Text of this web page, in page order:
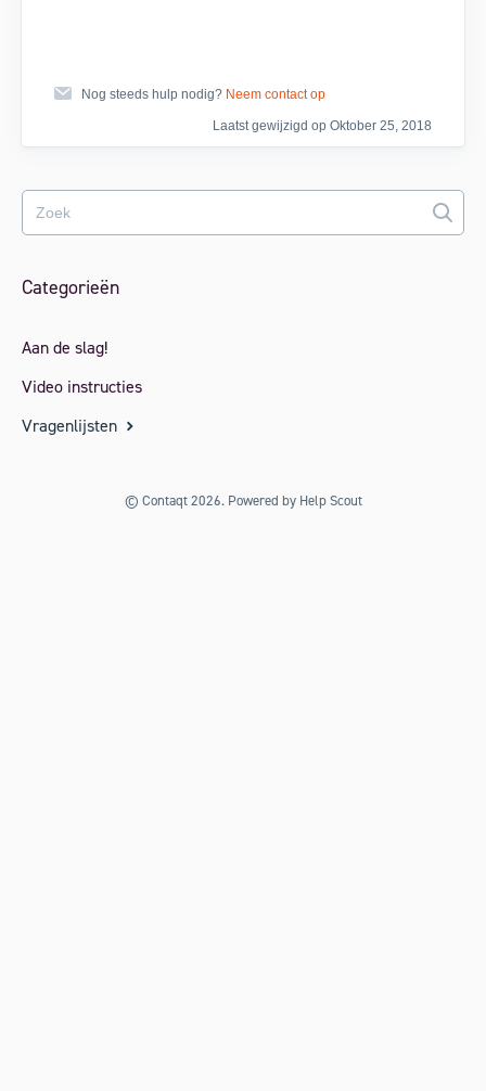
Nog steeds hulp nodig? Neem contact op
Laatst gewijzigd op Oktober 25, 2018
Categorieën
Aan de slag!
Video instructies
Vragenlijsten
© Contaqt2026. Powered by Help Scout